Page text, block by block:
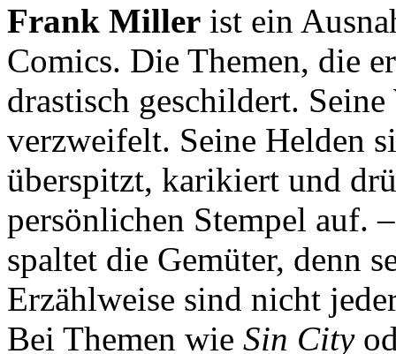
Frank Miller ist ein
Comics. Die Themen, die
drastisch geschildert.
verzweifelt. Seine Helden
überspitzt, karikiert und
persönlichen Stempel auf.
spaltet die Gemüter, denn
Erzählweise sind nicht
Bei Themen wie Sin City